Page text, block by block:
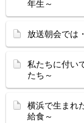
年生～
放送朝会では
私たちに付
たち～
横浜で
給食～